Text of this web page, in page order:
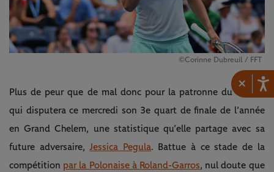
×
©Corinne Dubreuil / FFT
Plus de peur que de mal donc pour la patronne du circuit,
qui disputera ce mercredi son 3e quart de finale de l’année
en Grand Chelem, une statistique qu’elle partage avec sa
future adversaire,Jessica Pegula. Battue à ce stade de la
compétition par la Polonaise à Roland-Garros, nul doute que